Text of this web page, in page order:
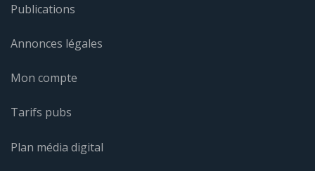
Publications
Annonces légales
Mon compte
Tarifs pubs
Plan média digital